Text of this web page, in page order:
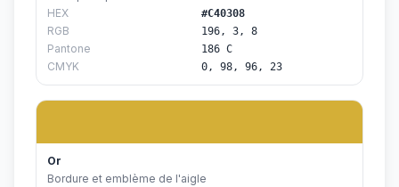
HEX
#C40308
RGB 196, 3, 8
Pantone 186 C
CMYK 0, 98, 96, 23
Or
Bordure et emblème de l'aigle